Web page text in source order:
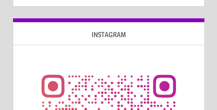
INSTAGRAM